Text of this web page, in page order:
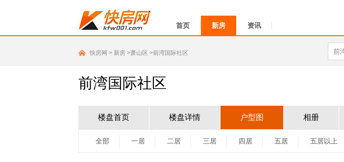
首页 新房 资讯
快房网 > 新房 >萧山区 >前湾国际社区
前湾国际社区
楼盘首页 楼盘详情 户型图 相册
全部 一居 二居 三居 四居 五居 五居以上